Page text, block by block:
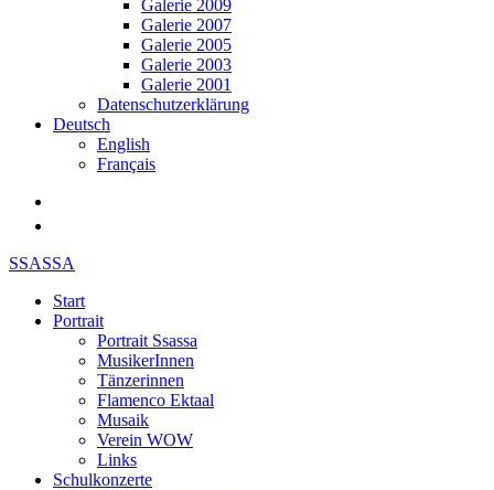
Galerie 2009
Galerie 2007
Galerie 2005
Galerie 2003
Galerie 2001
Datenschutzerklärung
Deutsch
English
Français
SSASSA
Start
Portrait
Portrait Ssassa
MusikerInnen
Tänzerinnen
Flamenco Ektaal
Musaik
Verein WOW
Links
Schulkonzerte